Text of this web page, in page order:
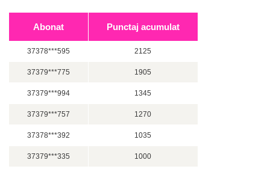
Abonat Punctaj acumulat
37378***595 2125
37379***775 1905
37379***994 1345
37379***757 1270
37378***392 1035
37379***335 1000